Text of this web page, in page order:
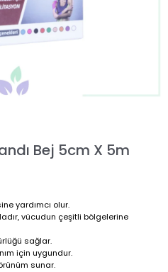
Bej 5cm X 5m
yardımcı olur.
vücudun çeşitli bölgelerine
sağlar.
için uygundur.
sunar.